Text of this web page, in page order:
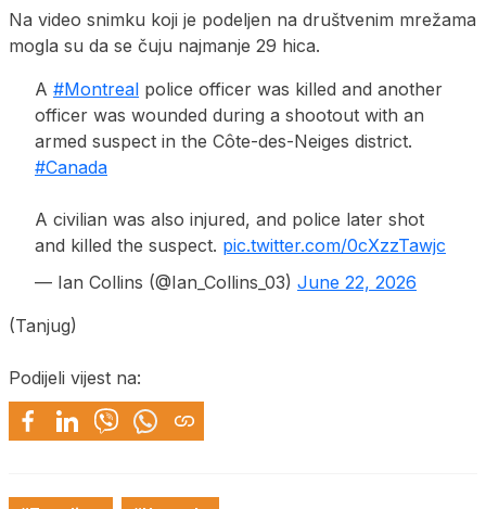
Na video snimku koji je podeljen na društvenim mrežama
mogla su da se čuju najmanje 29 hica.
A #Montreal police officer was killed and another
officer was wounded during a shootout with an
armed suspect in the Côte-des-Neiges district.
#Canada
A civilian was also injured, and police later shot
and killed the suspect. pic.twitter.com/0cXzzTawjc
— Ian Collins (@Ian_Collins_03) June 22, 2026
(Tanjug)
Podijeli vijest na: